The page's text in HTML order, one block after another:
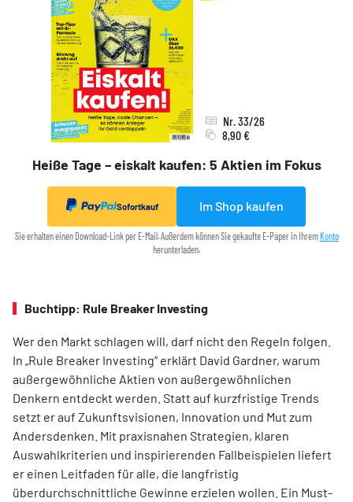
Heiße Tage – eiskalt kaufen: 5 Aktien im Fokus
Nr. 33/26
8,90 €
Sofortkauf Im Shop kaufen
Sie erhalten einen Download-Link per E-Mail. Außerdem können Sie gekaufte E-Paper in IhremKonto
herunterladen.
Buchtipp: Rule Breaker Investing
Wer den Markt schlagen will, darf nicht den Regeln folgen.
In „Rule Breaker Investing“ erklärt David Gardner, warum
außergewöhnliche Aktien von außer­gewöhnlichen
Denkern entdeckt werden. Statt auf kurzfristige Trends
setzt er auf Zukunftsvisionen, Innovation und Mut zum
Andersdenken. Mit praxisnahen Strategien, klaren
Auswahlkriterien und inspirierenden Fallbeispielen liefert
er einen Leit­faden für alle, die langfristig
überdurchschnittliche Gewinne erzielen wollen. Ein Must-